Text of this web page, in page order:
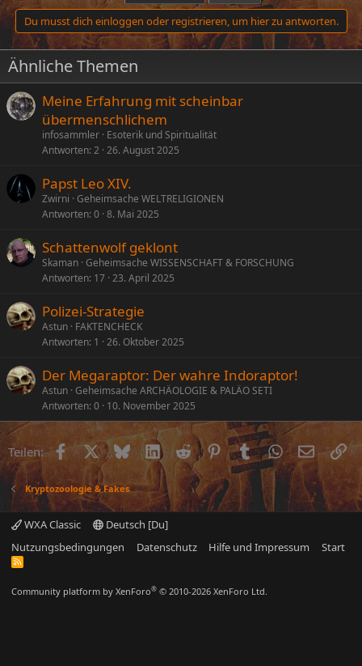
Du musst dich einloggen oder registrieren, um hier zu antworten.
Ähnliche Themen
Meine Erfahrung mit scheinbar
übermenschlichem
infosammler Esoterik und Spiritualität
Antworten 2 26. August 2025
Papst Leo XIV.
Zwirni
Geheimsache WELTRELIGIONEN
Antworten 0 8. Mai 2025
Schattenwolf geklont
Skaman Geheimsache WISSENSCHAFT & FORSCHUNG
Antworten 17 23. April 2025
Polizei-Strategie
Astun FAKTENCHECK
Antworten 1 26. Oktober 2025
Der Megaraptor: Der wahre Indoraptor!
Astun Geheimsache ARCHÄOLOGIE & PALÄO SETI
Antworten 0 10. November 2025
Teilen: FacebookX (Twitter)
BlueskyLinkedIn
Reddit PinterestTumblrWhatsApp
E-Mail
Kryptozoologie & Fakes
WXA Classic
Deutsch [Du]
Nutzungsbedingungen
Datenschutz Hilfe und Impressum Start
R
Community platform by XenForo® © 2010-2026 XenForo Ltd.